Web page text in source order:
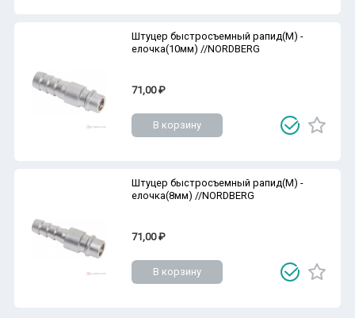
Штуцер быстросъемный рапид(M) -
елочка(10мм) //NORDBERG
71,00 ₽
В корзину
Штуцер быстросъемный рапид(M) -
елочка(8мм) //NORDBERG
71,00 ₽
В корзину